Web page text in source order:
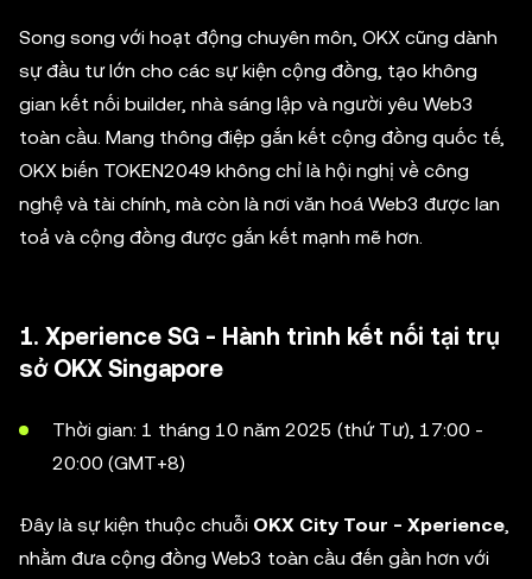
Song song với hoạt động chuyên môn, OKX cũng dành
sự đầu tư lớn cho các sự kiện cộng đồng, tạo không
gian kết nối builder, nhà sáng lập và người yêu Web3
toàn cầu. Mang thông điệp gắn kết cộng đồng quốc tế,
OKX biến TOKEN2049 không chỉ là hội nghị về công
nghệ và tài chính, mà còn là nơi văn hoá Web3 được lan
toả và cộng đồng được gắn kết mạnh mẽ hơn.
1. Xperience SG - Hành trình kết nối tại trụ
sở OKX Singapore
Thời gian: 1 tháng 10 năm 2025 (thứ Tư), 17:00 -
20:00 (GMT+8)
Đây là sự kiện thuộc chuỗi OKX City Tour - Xperience,
nhằm đưa cộng đồng Web3 toàn cầu đến gần hơn với